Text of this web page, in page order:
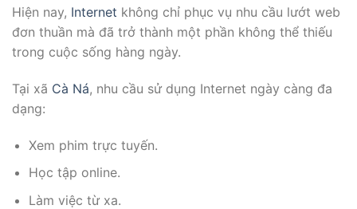
Hiện nay, Internet không chỉ phục vụ nhu cầu lướt web
đơn thuần mà đã trở thành một phần không thể thiếu
trong cuộc sống hàng ngày.
Tại xã Cà Ná, nhu cầu sử dụng Internet ngày càng đa
dạng:
Xem phim trực tuyến.
Học tập online.
Làm việc từ xa.